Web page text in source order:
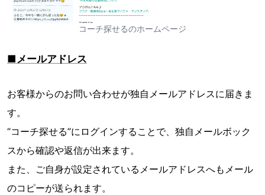
コーチ探せるのホームページ
■メールアドレス
お客様からのお問い合わせが独自メールアドレスに届きま
す。
“コーチ探せる”にログインすることで、独自メールボック
スから確認や返信が出来ます。
また、ご自身が設定されているメールアドレスへもメール
のコピーが送られます。